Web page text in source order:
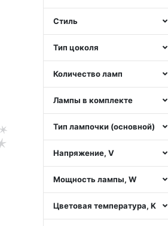
Стиль
Тип цоколя
Количество ламп
Лампы в комплекте
Тип лампочки (основной)
Напряжение, V
Мощность лампы, W
Цветовая температура, K